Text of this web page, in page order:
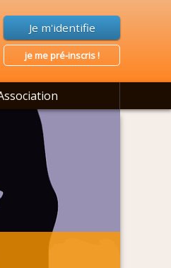
je me pré-inscris !